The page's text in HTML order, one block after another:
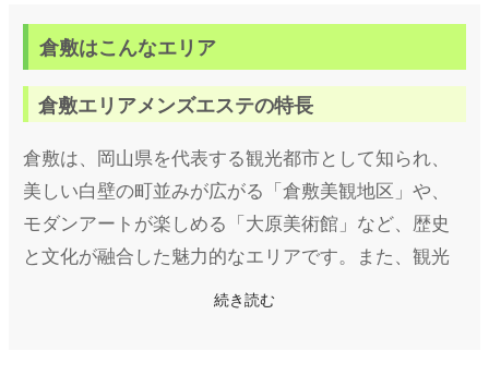
（泡洗体+たっぷりネバトロ極液マッサージ）
マイクロビキニマッサージ&ディープリンパ無料
120分コース以上泡風呂サービス
90分コース28000円→20000円（8000円OFF）
120分コース34000円→25000円（9000円OFF）
新オプション
極秘衣装泡洗体&マッサージ5000円
※完全指名制になります。（指名料込み）
※本指名の場合+3000円になります。
※特別指名セラピストは別途特別指名料になります。
になります。
倉敷はこんなエリア
倉敷エリアメンズエステの特長
倉敷は、岡山県を代表する観光都市として知られ、
美しい白壁の町並みが広がる「倉敷美観地区」や、
モダンアートが楽しめる「大原美術館」など、歴史
と文化が融合した魅力的なエリアです。また、観光
スポットだけでなく商業施設やショッピングモール
続き読む